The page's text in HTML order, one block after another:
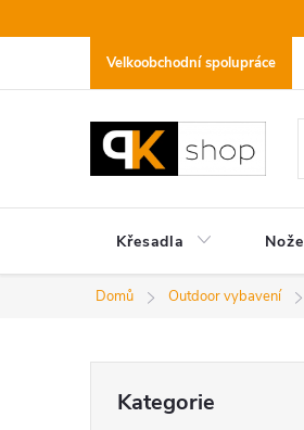
na
Velkoobchodní spolupráce
Křesadla Nože
Domů Outdoor vybavení
kategorie
Kategorie